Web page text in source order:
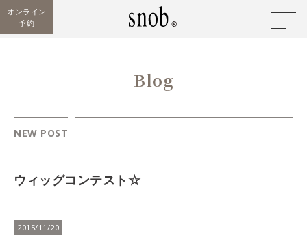
オンライン
予約
Blog
NEW POST
ウィッグコンテスト☆
2015/11/20